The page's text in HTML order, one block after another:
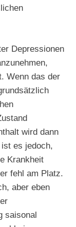
Depressionen
Wenn das der
wird dann
es jedoch,
Krankheit
fehl am Platz.
aber eben
saisonal